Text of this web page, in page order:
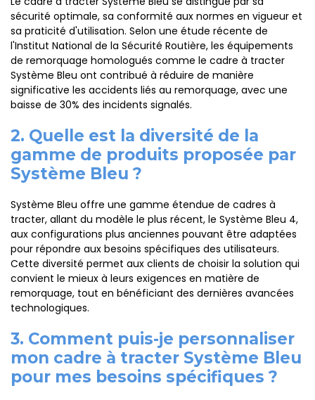
sécurité optimale, sa conformité aux normes en vigueur et
sa praticité d'utilisation. Selon une étude récente de
l'Institut National de la Sécurité Routière, les équipements
de remorquage homologués comme le cadre à tracter
Système Bleu ont contribué à réduire de manière
significative les accidents liés au remorquage, avec une
baisse de 30% des incidents signalés.
2. Quelle est la diversité de la
gamme de produits proposée par
Système Bleu ?
Système Bleu offre une gamme étendue de cadres à
tracter, allant du modèle le plus récent, le Système Bleu 4,
aux configurations plus anciennes pouvant être adaptées
pour répondre aux besoins spécifiques des utilisateurs.
Cette diversité permet aux clients de choisir la solution qui
convient le mieux à leurs exigences en matière de
remorquage, tout en bénéficiant des dernières avancées
technologiques.
3. Comment puis-je personnaliser
mon cadre à tracter Système Bleu
pour mes besoins spécifiques ?